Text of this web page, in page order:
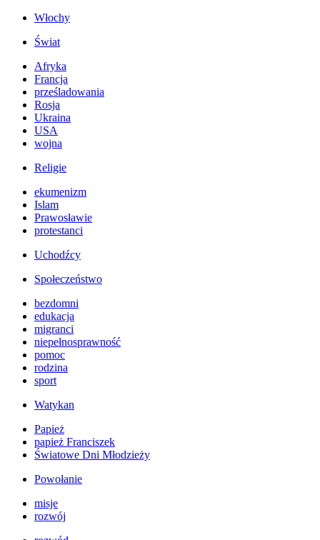
Włochy
Świat
Afryka
Francja
prześladowania
Rosja
Ukraina
USA
wojna
Religie
ekumenizm
Islam
Prawosławie
protestanci
Uchodźcy
Społeczeństwo
bezdomni
edukacja
migranci
niepełnosprawność
pomoc
rodzina
sport
Watykan
Papież
papież Franciszek
Światowe Dni Młodzieży
Powołanie
misje
rozwój